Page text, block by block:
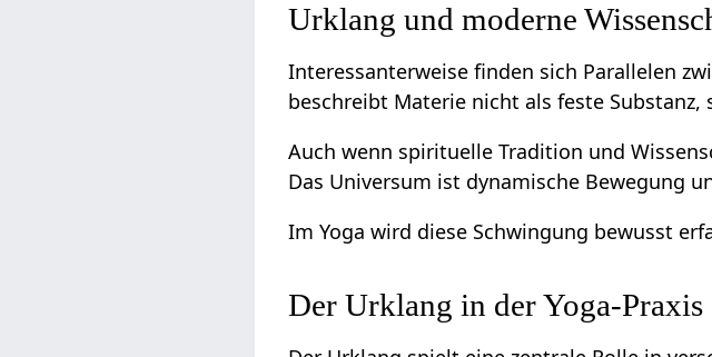
Urklang und moderne
Interessanterweise finden sich Parallelen
beschreibt Materie nicht als feste Substanz,
Auch wenn spirituelle Tradition und
Das Universum ist dynamische Bewegung
Im Yoga wird diese Schwingung bewusst
Der Urklang in der Yoga-Praxis